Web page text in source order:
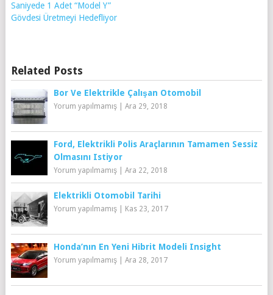
Saniyede 1 Adet “Model Y”
Gövdesi Üretmeyi Hedefliyor
Related Posts
Bor Ve Elektrikle Çalışan Otomobil
Yorum yapılmamış| Ara 29, 2018
Ford, Elektrikli Polis Araçlarının Tamamen Sessiz
Olmasını Istiyor
Yorum yapılmamış| Ara 22, 2018
Elektrikli Otomobil Tarihi
Yorum yapılmamış| Kas 23, 2017
Honda’nın En Yeni Hibrit Modeli Insight
Yorum yapılmamış| Ara 28, 2017